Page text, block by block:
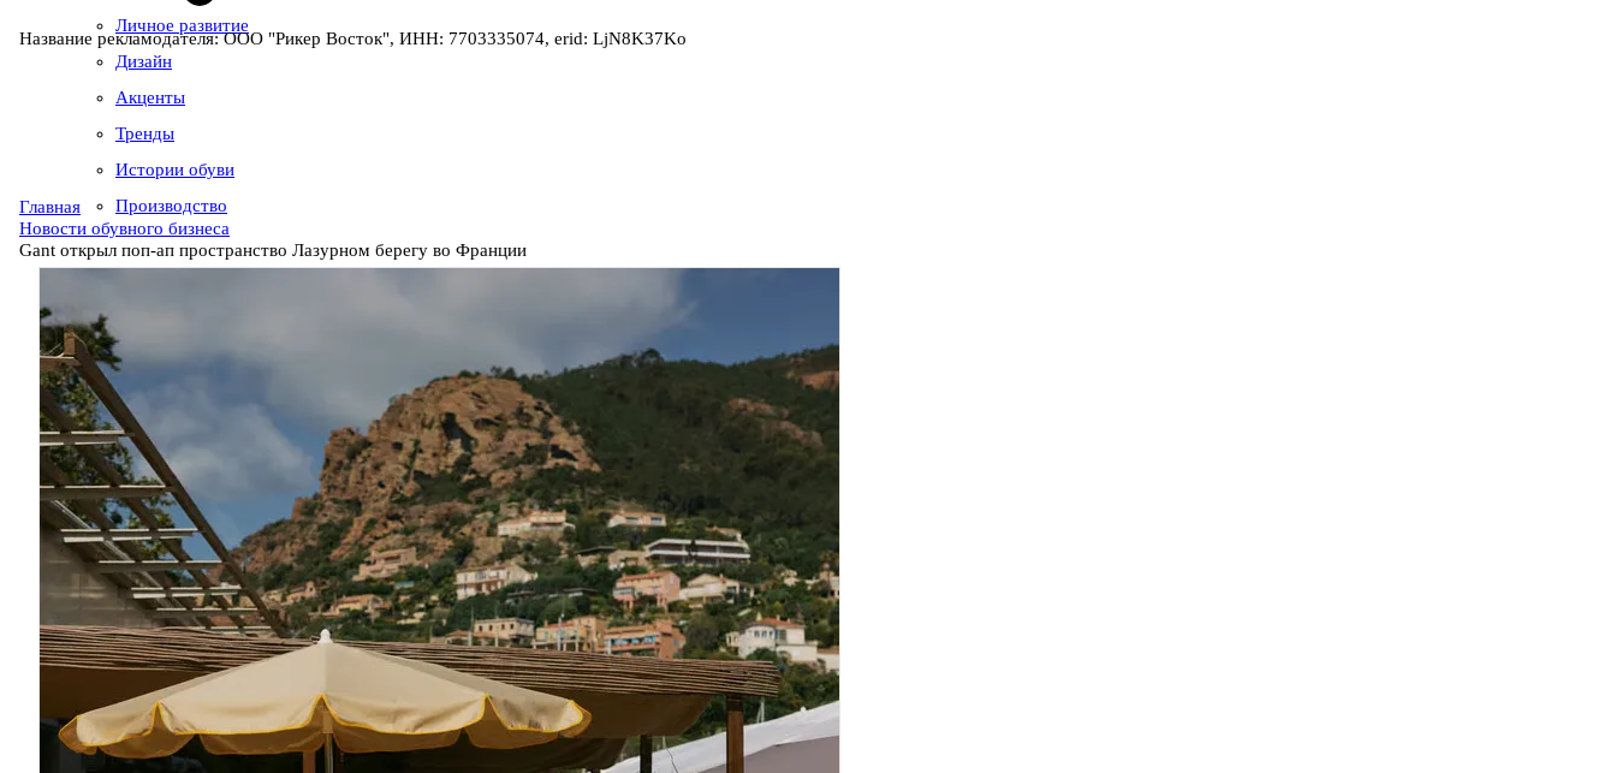
Личное развитие
Дизайн
Акценты
Тренды
Истории обуви
Производство
Название рекламодателя: ООО "Рикер Восток", ИНН: 7703335074, erid: LjN8K37Ko
Главная
Новости обувного бизнеса
Gant открыл поп-ап пространство Лазурном берегу во Франции